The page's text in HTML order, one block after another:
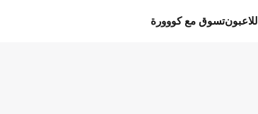
اللاعبونتسوق مع كووورة